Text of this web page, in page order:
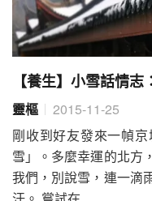
【養生】小雪話情
靈樞
2015-11-25
剛收到好友發來一幀
雪」。多麼幸運的北方
我們，別說雪，連一滴